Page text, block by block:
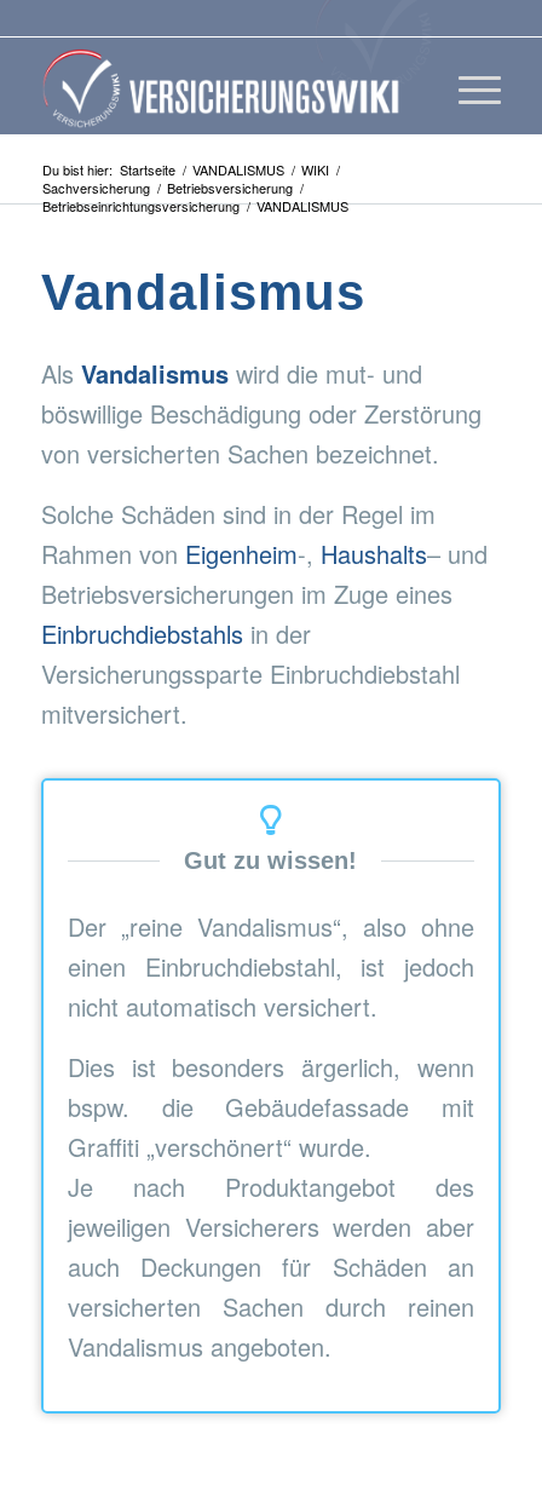
Du bist hier: Startseite / VANDALISMUS / WIKI /
Sachversicherung / Betriebsversicherung /
Betriebseinrichtungsversicherung / VANDALISMUS
Vandalismus
Als Vandalismuswird die mut- und
böswillige Beschädigung oder Zerstörung
von versicherten Sachen bezeichnet.
Solche Schäden sind in der Regel im
Rahmen von Eigenheim-, Haushalts– und
Betriebsversicherungen im Zuge eines
Einbruchdiebstahlsin der
Versicherungssparte Einbruchdiebstahl
mitversichert.
Gut zu wissen!
Der „reine Vandalismus“, also ohne
einen Einbruchdiebstahl, ist jedoch
nicht automatisch versichert.
Dies ist besonders ärgerlich, wenn
bspw. die Gebäudefassade mit
Graffiti „verschönert“ wurde.
Je nach Produktangebot des
jeweiligen Versicherers werden aber
auch Deckungen für Schäden an
versicherten Sachen durch reinen
Vandalismus angeboten.